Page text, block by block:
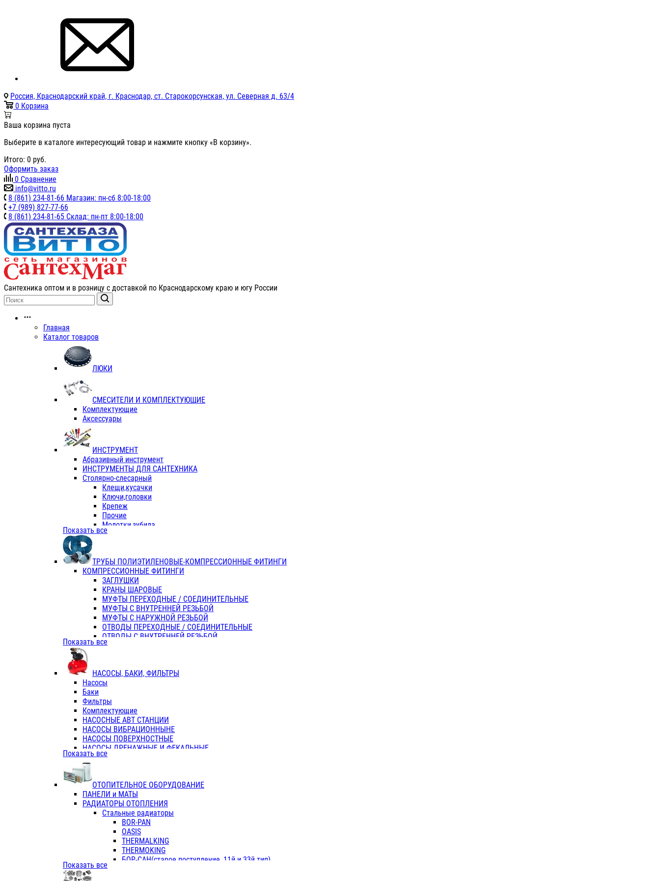
Россия, Краснодарский край, г. Краснодар, ст. Старокорсунская, ул. Северная д. 63/4
0 Корзина
Ваша корзина пуста
Выберите в каталоге интересующий товар и нажмите кнопку «В корзину».
Итого: 0 руб.
Оформить заказ
0 Сравнение
info@vitto.ru
8 (861) 234-81-66 Магазин: пн-сб 8:00-18:00
+7 (989) 827-77-66
8 (861) 234-81-65 Склад: пн-пт 8:00-18:00
Сантехника оптом и в розницу с доставкой по Краснодарскому краю и югу России
Главная
Каталог товаров
ЛЮКИ
СМЕСИТЕЛИ И КОМПЛЕКТУЮЩИЕ
Комплектующие
Аксессуары
ИНСТРУМЕНТ
Абразивный инструмент
ИНСТРУМЕНТЫ ДЛЯ САНТЕХНИКА
Столярно-слесарный
Клещи,кусачки
Ключи,головки
Крепеж
Прочие
Молотки,зубила
Пассатижи,тонкогубцы,утконосы
Отвертки
Хоз. инвентарь
ЭЛ. ИНСТРУМЕНТ OASIS
Показать все
ТРУБЫ ПОЛИЭТИЛЕНОВЫЕ-КОМПРЕССИОННЫЕ ФИТИНГИ
КОМПРЕССИОННЫЕ ФИТИНГИ
ЗАГЛУШКИ
КРАНЫ ШАРОВЫЕ
МУФТЫ ПЕРЕХОДНЫЕ / СОЕДИНИТЕЛЬНЫЕ
МУФТЫ С ВНУТРЕННЕЙ РЕЗЬБОЙ
МУФТЫ С НАРУЖНОЙ РЕЗЬБОЙ
ОТВОДЫ ПЕРЕХОДНЫЕ / СОЕДИНИТЕЛЬНЫЕ
ОТВОДЫ С ВНУТРЕННЕЙ РЕЗЬБОЙ
ОТВОДЫ С НАРУЖНОЙ РЕЗЬБОЙ
ТРОЙНИКИ ПЕРЕХОДНЫЕ / СОЕДИНИТЕЛЬНЫЕ
ТРОЙНИКИ С ВНУТРЕННЕЙ РЕЗЬБОЙ
КОЛЬЦА РЕЗИНОВЫЕ
ТРУБЫ НАПОРНЫЕ
ТРУБЫ ГОФРИРОВАННЫЕ ДВУХСЛ.
ТРУБЫ ПОЛИЭТИЛЕНОВЫЕ
Показать все
НАСОСЫ, БАКИ, ФИЛЬТРЫ
Насосы
Баки
Фильтры
Комплектующие
НАСОСНЫЕ АВТ СТАНЦИИ
НАСОСЫ ВИБРАЦИОННЫНЕ
НАСОСЫ ПОВЕРХНОСТНЫЕ
НАСОСЫ ДРЕНАЖНЫЕ И ФЕКАЛЬНЫЕ
НАСОСЫ ПОВЫСИТ и ЦИРКУЛЯЦИОННЫЕ
НАСОСЫ СКВАЖИННЫЕ
Показать все
ОТОПИТЕЛЬНОЕ ОБОРУДОВАНИЕ
ПАНЕЛИ и МАТЫ
РАДИАТОРЫ ОТОПЛЕНИЯ
Стальные радиаторы
BOR-PAN
OASIS
THERMALKING
THERMOKING
БОР-САН(старое поступление, 11й и 33й тип)
Показать все